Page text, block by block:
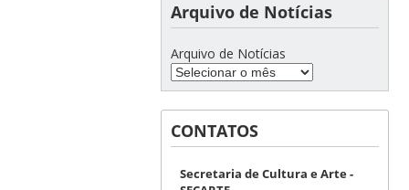
Arquivo de Notícias
Arquivo de Notícias
CONTATOS
Secretaria de Cultura e Arte -